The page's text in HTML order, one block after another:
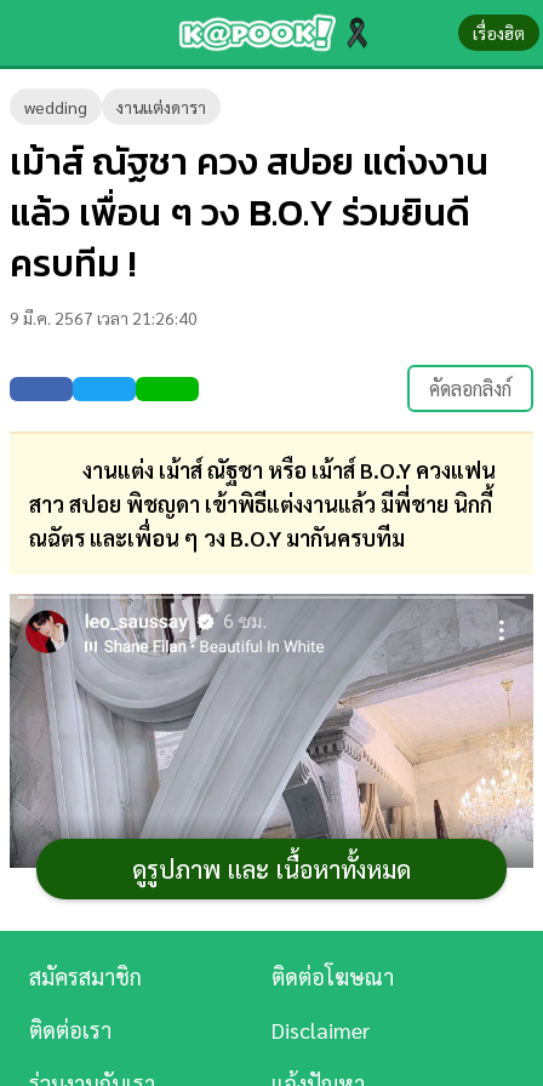
เรื่องฮิต
wedding งานแต่งดารา
เม้าส์ ณัฐชา ควง สปอย แต่งงาน
แล้ว เพื่อน ๆ วง B.O.Y ร่วมยินดี
ครบทีม !
9 มี.ค. 2567 เวลา 21:26:40
คัดลอกลิงก์
งานแต่ง เม้าส์ ณัฐชา หรือ เม้าส์ B.O.Y ควงแฟน
สาว สปอย พิชญดา เข้าพิธีแต่งงานแล้ว มีพี่ชาย นิกกี้
ณฉัตร และเพื่อน ๆ วง B.O.Y มากันครบทีม
ดูรูปภาพ และ เนื้อหาทั้งหมด
ข่าว-
ความ
รู้
บันเทิง
ตรวจ
หวย
บอล
สด
เงิน
การ
ศึกษา
บันเทิง
ดู
หนัง
สมัครสมาชิก
ติดต่อโฆษณา
ติดต่อเรา
Disclaimer